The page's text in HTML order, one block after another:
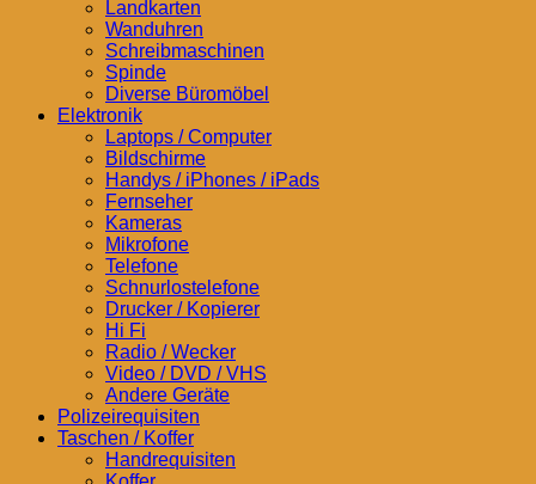
Landkarten
Wanduhren
Schreibmaschinen
Spinde
Diverse Büromöbel
Elektronik
Laptops / Computer
Bildschirme
Handys / iPhones / iPads
Fernseher
Kameras
Mikrofone
Telefone
Schnurlostelefone
Drucker / Kopierer
Hi Fi
Radio / Wecker
Video / DVD / VHS
Andere Geräte
Polizeirequisiten
Taschen / Koffer
Handrequisiten